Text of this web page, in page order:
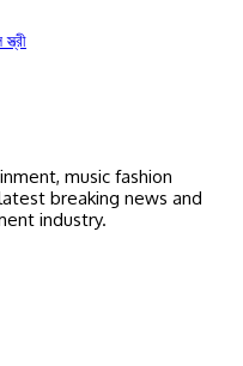
music fashion
breaking news and
industry.